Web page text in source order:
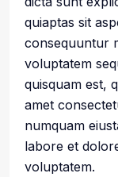
quiaptas sit
consequuntur
voluptatem
quisquam est,
amet
numquam
labore et
voluptatem.